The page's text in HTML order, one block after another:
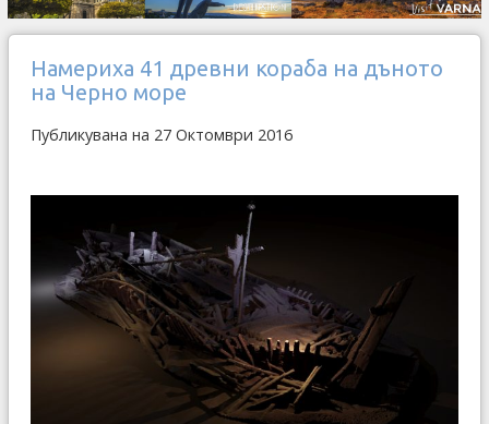
Намериха 41 древни кораба на дъното
на Черно море
Публикувана на 27 Октомври 2016